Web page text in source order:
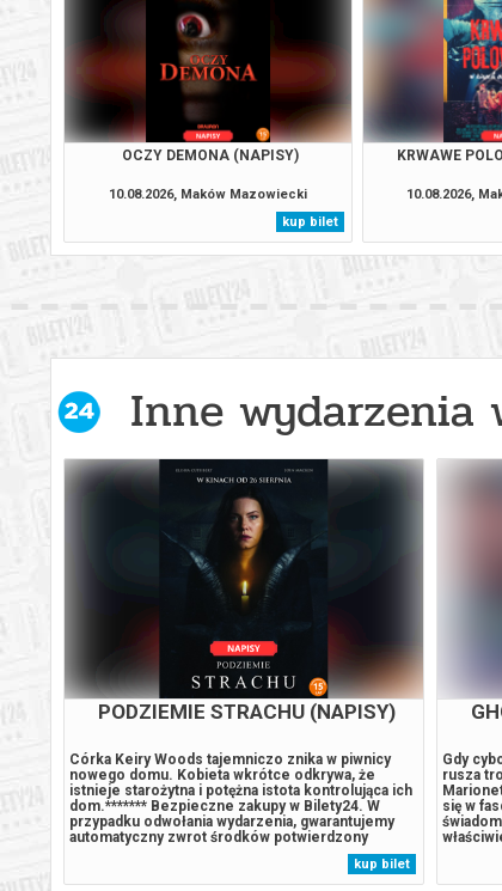
OCZY DEMONA (NAPISY)
10.08.2026, Maków Mazowiecki
kup bilet
KRWAWE
10.08.2026,
Inne wydarzenia
PODZIEMIE STRACHU (NAPISY)
Córka Keiry Woods tajemniczo znika w piwnicy
nowego domu. Kobieta wkrótce odkrywa, że
istnieje starożytna i potężna istota kontrolująca ich
dom.******* Bezpieczne zakupy w Bilety24. W
przypadku odwołania wydarzenia, gwarantujemy
automatyczny zwrot środków potwierdzony
komunikatem wysyłanym na adres e-mail, podany
kup bilet
Gdy
rusza
się w